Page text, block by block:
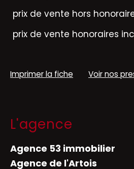
prix de vente hors
prix de vente honoraires
Imprimer la fiche Voir nos
L'agence
Agence 53 immobilier
Agence de l'Artois